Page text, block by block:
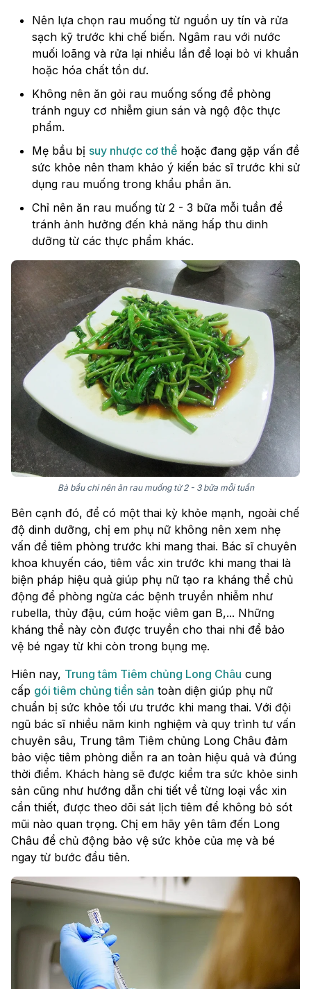
Nên lựa chọn rau muống từ nguồn uy tín và rửa
sạch kỹ trước khi chế biến. Ngâm rau với nước
muối loãng và rửa lại nhiều lần để loại bỏ vi khuẩn
hoặc hóa chất tồn dư.
Không nên ăn gỏi rau muống sống để phòng
tránh nguy cơ nhiễm giun sán và ngộ độc thực
phẩm.
Mẹ bầu bị suy nhược cơ thể hoặc đang gặp vấn đề
sức khỏe nên tham khảo ý kiến bác sĩ trước khi sử
dụng rau muống trong khẩu phần ăn.
Chỉ nên ăn rau muống từ 2 - 3 bữa mỗi tuần để
tránh ảnh hưởng đến khả năng hấp thu dinh
dưỡng từ các thực phẩm khác.
Bà bầu chỉ nên ăn rau muống từ 2 - 3 bữa mỗi tuần
Bên cạnh đó, để có một thai kỳ khỏe mạnh, ngoài chế
độ dinh dưỡng, chị em phụ nữ không nên xem nhẹ
vấn đề tiêm phòng trước khi mang thai. Bác sĩ chuyên
khoa khuyến cáo, tiêm vắc xin trước khi mang thai là
biện pháp hiệu quả giúp phụ nữ tạo ra kháng thể chủ
động để phòng ngừa các bệnh truyền nhiễm như
rubella, thủy đậu, cúm hoặc viêm gan B,... Những
kháng thể này còn được truyền cho thai nhi để bảo
vệ bé ngay từ khi còn trong bụng mẹ.
Hiên nay, Trung tâm Tiêm chủng Long Châu cung
cấp gói tiêm chủng tiền sản toàn diện giúp phụ nữ
chuẩn bị sức khỏe tối ưu trước khi mang thai. Với đội
ngũ bác sĩ nhiều năm kinh nghiệm và quy trình tư vấn
chuyên sâu, Trung tâm Tiêm chủng Long Châu đảm
bảo việc tiêm phòng diễn ra an toàn hiệu quả và đúng
thời điểm. Khách hàng sẽ được kiểm tra sức khỏe sinh
sản cũng như hướng dẫn chi tiết về từng loại vắc xin
cần thiết, được theo dõi sát lịch tiêm để không bỏ sót
mũi nào quan trọng. Chị em hãy yên tâm đến Long
Châu để chủ động bảo vệ sức khỏe của mẹ và bé
ngay từ bước đầu tiên.